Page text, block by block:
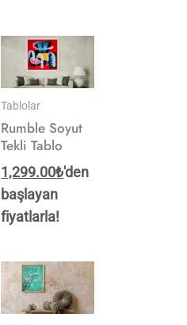
Tablolar
Rumble Soyut
Tekli Tablo
1,299.00₺'den
başlayan
fiyatlarla!